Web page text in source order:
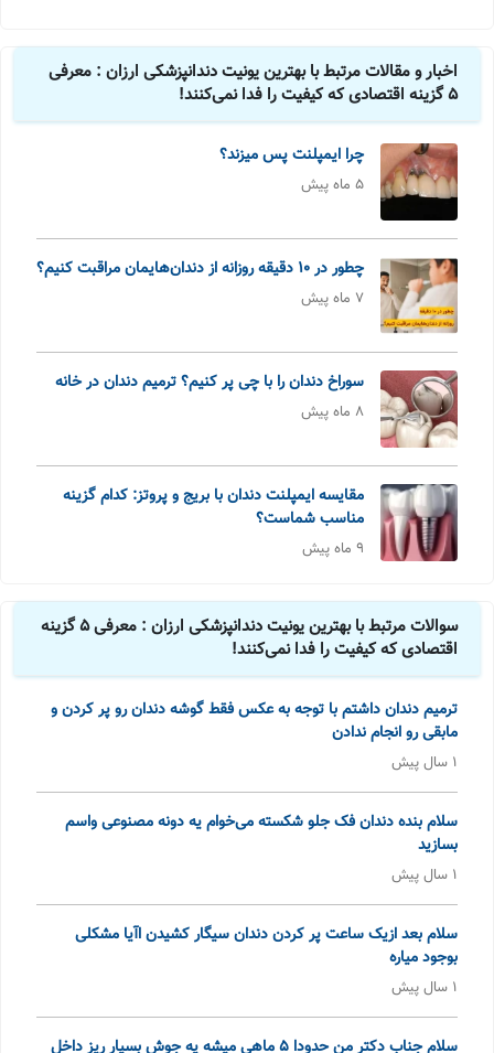
اخبار و مقالات مرتبط با بهترین یونیت دندانپزشکی ارزان : معرفی
5 گزینه اقتصادی که کیفیت را فدا نمی‌کنند!
چرا ایمپلنت پس میزند؟
5 ماه پیش
چطور در ۱۰ دقیقه روزانه از دندان‌هایمان مراقبت کنیم؟
7 ماه پیش
سوراخ دندان را با چی پر کنیم؟ ترمیم دندان در خانه
8 ماه پیش
مقایسه ایمپلنت دندان با بریج و پروتز: کدام گزینه
مناسب شماست؟
9 ماه پیش
سوالات مرتبط با بهترین یونیت دندانپزشکی ارزان : معرفی 5 گزینه
اقتصادی که کیفیت را فدا نمی‌کنند!
ترمیم دندان داشتم با توجه به عکس فقط گوشه دندان رو پر کردن و
مابقی رو انجام ندادن
1 سال پیش
سلام بنده دندان فک جلو شکسته می‌خوام یه دونه مصنوعی واسم
بسازید
1 سال پیش
سلام بعد ازیک ساعت پر کردن دندان سیگار کشیدن اآیا مشکلی
بوجود میاره
1 سال پیش
سلام جناب دکتر من حدودا ۵ ماهی میشه یه جوش بسیار ریز داخل